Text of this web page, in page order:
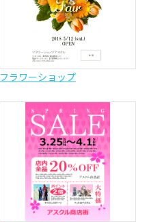
フラワーショップ